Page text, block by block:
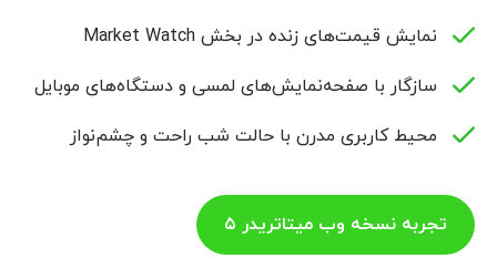
نمایش قیمت‌های زنده در بخش Market Watch
سازگار با صفحه‌نمایش‌های لمسی و دستگاه‌های موبایل
محیط کاربری مدرن با حالت شب راحت و چشم‌نواز
تجربه نسخه وب میتاتریدر ۵